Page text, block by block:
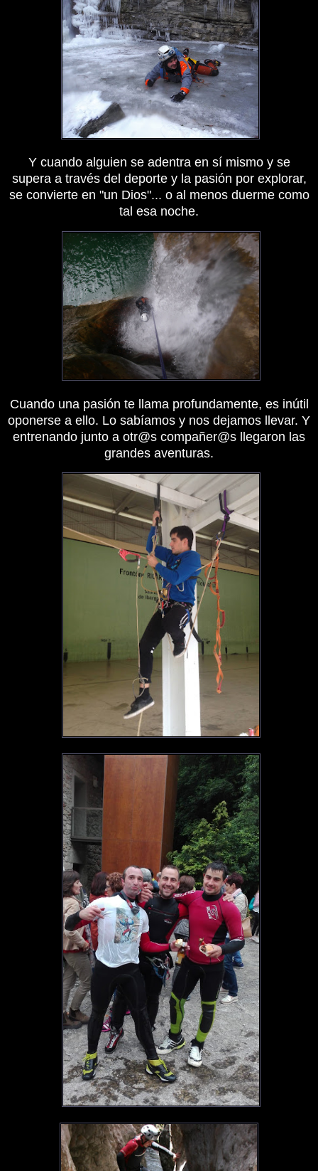
Y cuando alguien se adentra en sí mismo y se
supera a través del deporte y la pasión por explorar,
se convierte en "un Dios"... o al menos duerme como
tal esa noche.
Cuando una pasión te llama profundamente, es inútil
oponerse a ello. Lo sabíamos y nos dejamos llevar. Y
entrenando junto a otr@s compañer@s llegaron las
grandes aventuras.